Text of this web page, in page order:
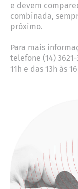
e devem
combinada,
próximo.
Para mais
telefone (14)
11h e das 13h às